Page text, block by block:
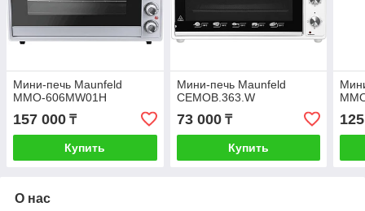
Мини-печь Maunfeld
MMO-606MW01H
157 000 ₸
Купить
Мини-печь Maunfeld
CEMOB.363.W
73 000₸
Купить
О нас